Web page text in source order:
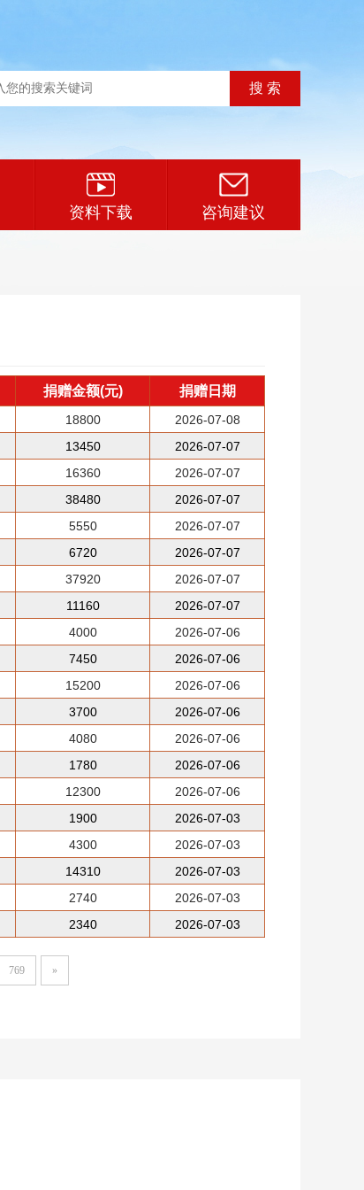
资料下载 咨询建议
捐赠金额(元) 捐赠日期
18800
2026-07-08
13450
2026-07-07
16360
2026-07-07
38480
2026-07-07
5550
2026-07-07
6720
2026-07-07
37920
2026-07-07
11160
2026-07-07
4000
2026-07-06
7450
2026-07-06
15200
2026-07-06
3700
2026-07-06
4080
2026-07-06
1780
2026-07-06
12300
2026-07-06
1900
2026-07-03
4300
2026-07-03
14310
2026-07-03
2740
2026-07-03
2340 2026-07-03
769 »